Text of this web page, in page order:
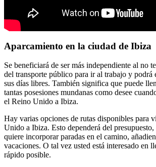
Aparcamiento en la ciudad de Ibiza
Se beneficiará de ser más independiente al no
del transporte público para ir al trabajo y podrá
sus días libres. También significa que puede
tantas posesiones mundanas como desee
el Reino Unido a Ibiza.
Hay varias opciones de rutas disponibles para
Unido a Ibiza. Esto dependerá del
quiere incorporar paradas en el camino,
vacaciones. O tal vez usted está interesado en
rápido posible.